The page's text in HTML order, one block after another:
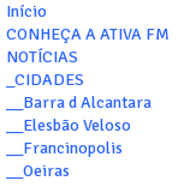
Início
CONHEÇA A ATIVA FM
NOTÍCIAS
_CIDADES
__Barra d Alcantara
__Elesbão Veloso
__Francinopolis
__Oeiras